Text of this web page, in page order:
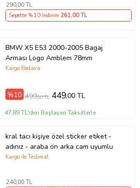
290,00 TL
Sepette %10 İndirim 261,00 TL
BMW X5 E53 2000-2005 Bagaj
Arması Logo Amblem 78mm
Kargo Bedava
%10 499,00 TL 449,00 TL
47,89 TL'den Başlayan Taksitlerle
kral tacı kişiye özel sticker etiket -
adınız - araba ön arka cam uyumlu
Kargo ile Teslimat
240,00 TL